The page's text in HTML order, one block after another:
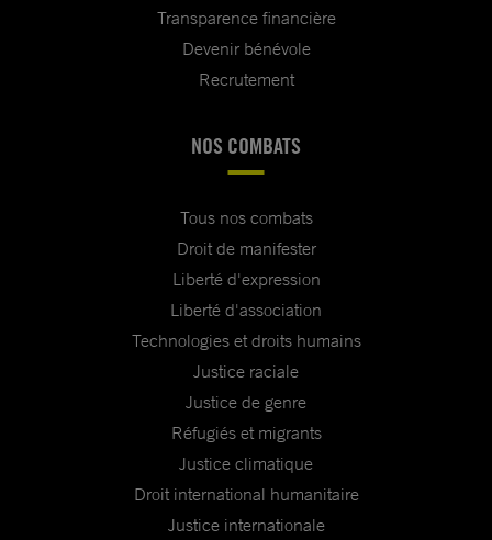
Transparence financière
Devenir bénévole
Recrutement
NOS COMBATS
Tous nos combats
Droit de manifester
Liberté d'expression
Liberté d'association
Technologies et droits humains
Justice raciale
Justice de genre
Réfugiés et migrants
Justice climatique
Droit international humanitaire
Justice internationale